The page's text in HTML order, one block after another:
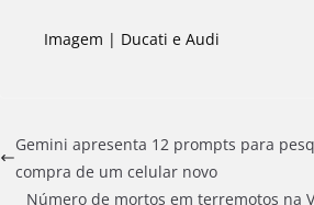
Imagem | Ducati e Audi
Gemini apresenta 12 prompts para
compra de um celular novo
Número de mortos em terremotos na